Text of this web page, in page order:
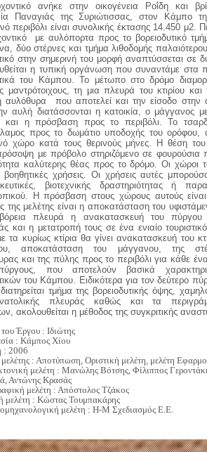
ανήκε στην οικογένεια Ροΐδη και
Παναγιάς της Συριώτισσας, στον Κάμπο
περιβόλι είναι συνολικής έκτασης 14.450 μ2.
με αυλόπορτα προς το βορειοδυτικό
δύο στέρνες και τμήμα λιθοδομής παλαιότερου
στην σημερινή του μορφή αναπτύσσεται σε
η τυπική οργάνωση που συναντάμε στα
του Κάμπου. Το μέτωπο στο δρόμο
μαντρότοιχους, τη μια πλευρά του κτιρίου
αυλόθυρα
που αποτελεί και την είσοδο
αυλή διατάσσονται η κατοικία, ο μάγγανος
και η πρόσβαση προς το περιβόλι. Το
προς το δωμάτιο υποδοχής του ορόφου,
χώρο κατά τους θερινούς μήνες. Η θέση του
με πρόβολο στηριζόμενο σε φουρούσια
καλύτερης θέας προς το δρόμο. Οι χώροι
βοηθητικές χρήσεις. Οι χρήσεις αυτές
βιοτεχνικής δραστηριότητας ή
Η πρόσβαση στους χώρους αυτούς είναι
της μελέτης είναι η αποκατάσταση του
πλευρά η ανακατασκευή του πύργου
και η μετατροπή τους σε ένα ενιαίο
τα κυρίως κτίρια θα γίνει ανακατασκευή του
αποκατάσταση του μάγγανου, της
και της πύλης προς το περιβόλι για κάθε
που αποτελούν βασικά
του Κάμπου. Ειδικότερα για τον δεύτερο
τμήμα της βορειοδυτικής όψης,
πλευράς καθώς και τα
ακολουθείται η μέθοδος της συγκριτικής
Έργου : Ιδιώτης
: Κάμπος Χίου
: 2006
: Αποτύπωση, Οριστική μελέτη, μελέτη
μελέτη : Μανώλης Βότσης, Φίλιππος
Αντώνης Κρασάς
μελέτη : Απόστολος Τζάκος
μελέτη : Κώστας Τουμπακάρης
μελέτη : Η-Μ Σχεδιασμός Ε.Ε.